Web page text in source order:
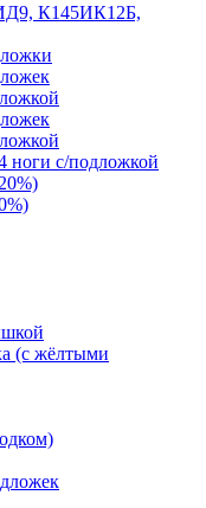
К145ИК12Б,
ноги с/подложкой
(с жёлтыми